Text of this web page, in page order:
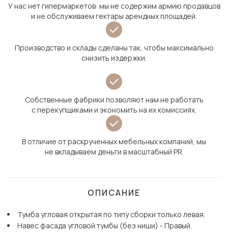
У нас нет гипермаркетов: мы не содержим армию продавцов
и не обслуживаем гектары арендных площадей.
Производство и склады сделаны так, чтобы максимально
снизить издержки.
Собственные фабрики позволяют нам не работать
с перекупщиками и экономить на их комиссиях.
В отличие от раскрученных мебельных компаний, мы
не вкладываем деньги в масштабный PR.
ОПИСАНИЕ
Тумба угловая открытая по типу сборки только левая.
Навес фасада угловой тумбы (без ниши) - Правый.